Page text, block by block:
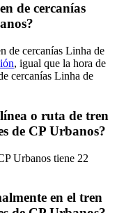
de cercanías
de cercanías Linha de
, igual que la hora de
cercanías Linha de
o ruta de tren
de CP Urbanos?
Urbanos tiene 22
en el tren